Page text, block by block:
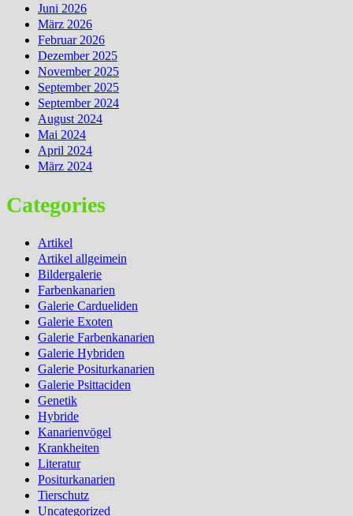
Juni 2026
März 2026
Februar 2026
Dezember 2025
November 2025
September 2025
September 2024
August 2024
Mai 2024
April 2024
März 2024
Categories
Artikel
Artikel allgeimein
Bildergalerie
Farbenkanarien
Galerie Cardueliden
Galerie Exoten
Galerie Farbenkanarien
Galerie Hybriden
Galerie Positurkanarien
Galerie Psittaciden
Genetik
Hybride
Kanarienvögel
Krankheiten
Literatur
Positurkanarien
Tierschutz
Uncategorized